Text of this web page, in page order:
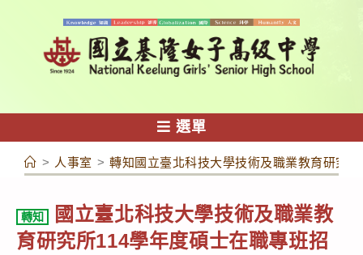
容
選單
> 人事室 > 轉知國立臺北科技大學技術及職業教育研究
轉知
國立臺北科技大學技術及職業教
育研究所114學年度碩士在職專班招